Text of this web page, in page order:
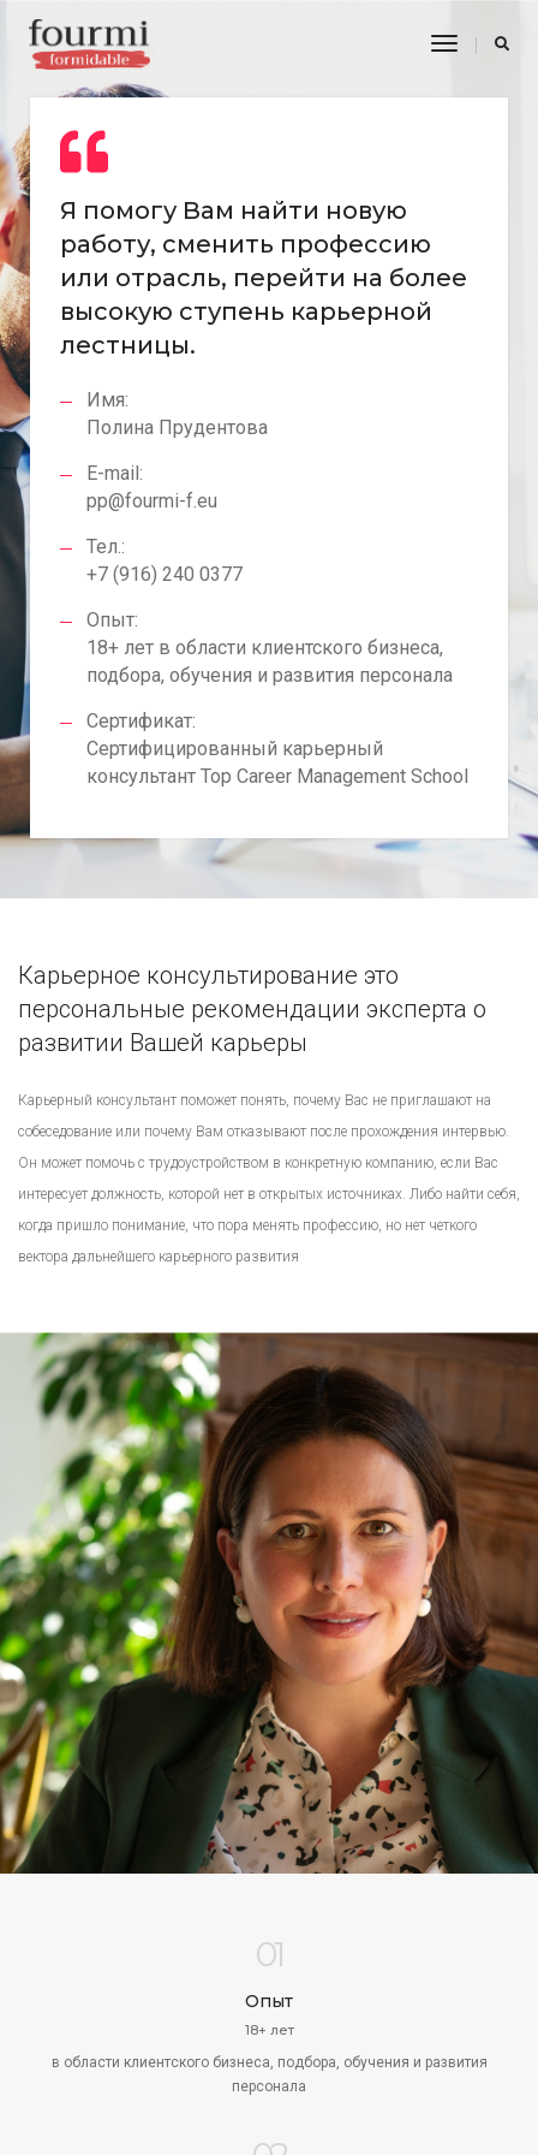
Toggle
Я помогу Вам найти новую
работу, сменить профессию
или отрасль, перейти на более
высокую ступень карьерной
лестницы.
Имя:
Полина Прудентова
E-mail:
pp@fourmi-f.eu
Тел.:
+7 (916) 240 0377
Опыт:
18+ лет в области клиентского бизнеса,
подбора, обучения и развития персонала
Сертификат:
Сертифицированный карьерный
консультант Top Career Management School
Карьерное консультирование это
персональные рекомендации эксперта о
развитии Вашей карьеры
Карьерный консультант поможет понять, почему Вас не приглашают на
собеседование или почему Вам отказывают после прохождения интервью.
Он может помочь с трудоустройством в конкретную компанию, если Вас
интересует должность, которой нет в открытых источниках. Либо найти себя,
когда пришло понимание, что пора менять профессию, но нет четкого
вектора дальнейшего карьерного развития
01
Опыт
18+ лет
в области клиентского бизнеса, подбора, обучения и развития
персонала